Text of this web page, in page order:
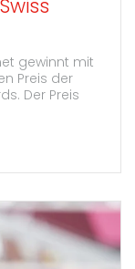
gewinnt mit
Preis der
Der Preis